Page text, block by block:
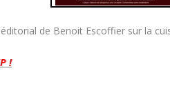
de Benoit Escoffier sur la
!